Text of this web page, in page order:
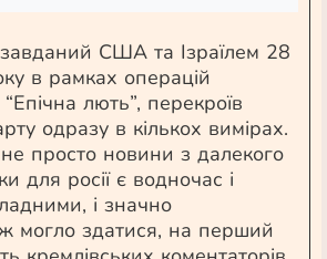
США та Ізраїлем 28
в рамках операцій
лють”, перекроїв
одразу в кількох вимірах.
просто новини з далекого
для росії є водночас і
і значно
могло здатися, на перший